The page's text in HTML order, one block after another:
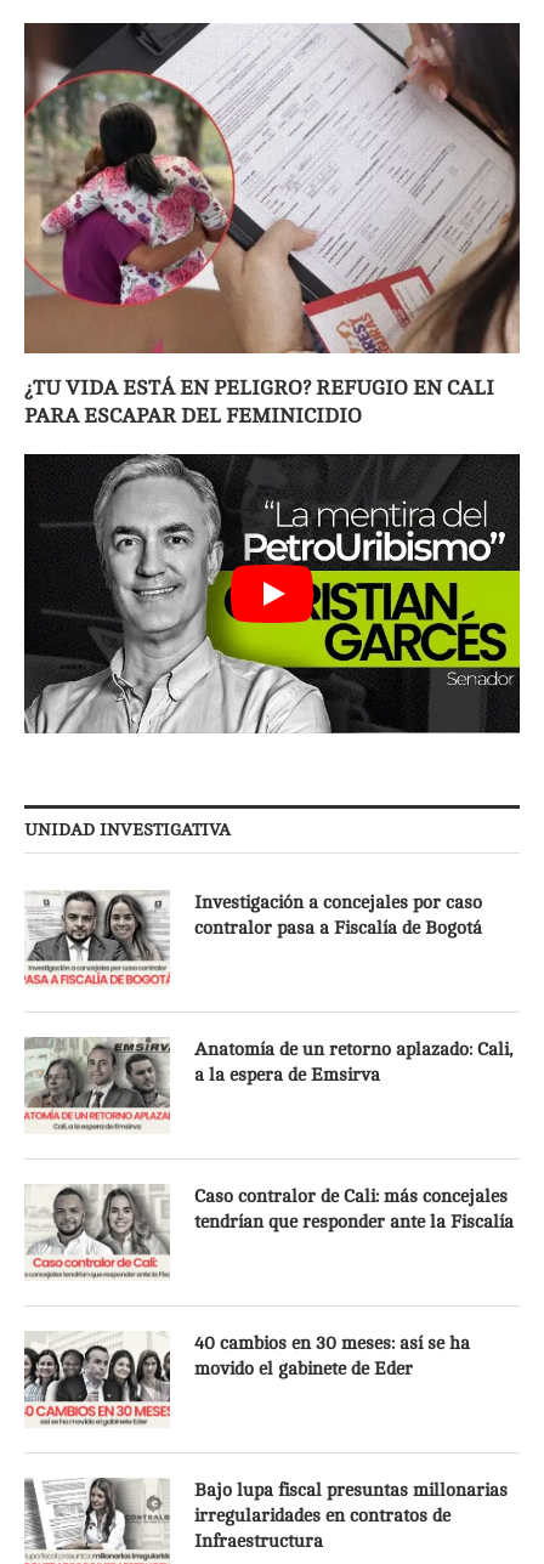
¿TU VIDA ESTÁ EN PELIGRO? REFUGIO EN CALI
PARA ESCAPAR DEL FEMINICIDIO
UNIDAD INVESTIGATIVA
Investigación a concejales por caso
contralor pasa a Fiscalía de Bogotá
Anatomía de un retorno aplazado: Cali,
a la espera de Emsirva
Caso contralor de Cali: más concejales
tendrían que responder ante la Fiscalía
40 cambios en 30 meses: así se ha
movido el gabinete de Eder
Bajo lupa fiscal presuntas millonarias
irregularidades en contratos de
Infraestructura